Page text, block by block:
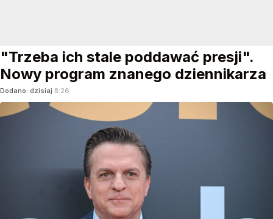
"Trzeba ich stale poddawać presji".
Nowy program znanego dziennikarza
Dodano: dzisiaj 8:26